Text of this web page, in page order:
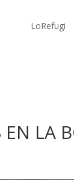
LoRefugi
EN LA